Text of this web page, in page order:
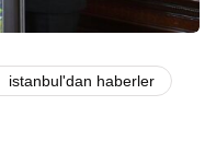
i̇stanbul'dan haberler